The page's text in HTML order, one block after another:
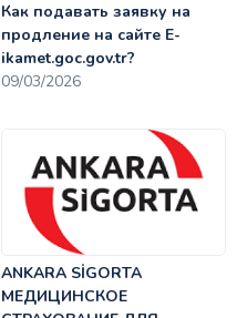
Как подавать заявку на
продление на сайте E-
ikamet.goc.gov.tr?
09/03/2026
ANKARA SİGORTA
МЕДИЦИНСКОЕ